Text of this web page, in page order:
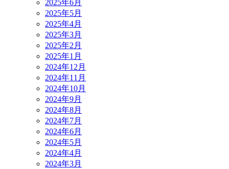
2025年6月
2025年5月
2025年4月
2025年3月
2025年2月
2025年1月
2024年12月
2024年11月
2024年10月
2024年9月
2024年8月
2024年7月
2024年6月
2024年5月
2024年4月
2024年3月